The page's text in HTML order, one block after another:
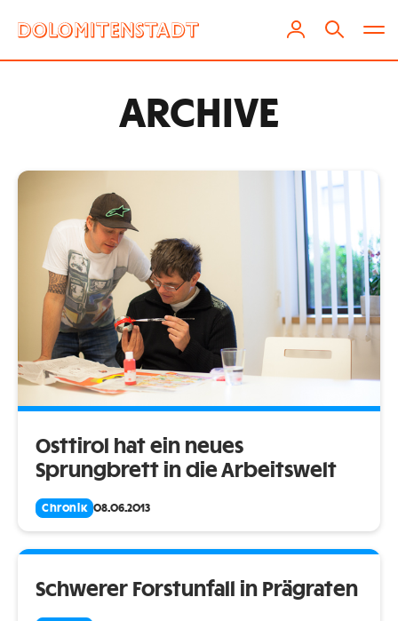
ARCHIVE
Osttirol hat ein neues
Sprungbrett in die Arbeitswelt
Chronik 08.06.2013
Schwerer Forstunfall in Prägraten